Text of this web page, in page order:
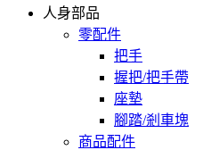
人身部品
零配件
把手
握把/把手帶
座墊
腳踏/剎車塊
商品配件